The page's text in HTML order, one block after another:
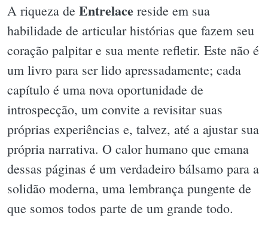
A riqueza de Entrelace reside em sua
habilidade de articular histórias que fazem seu
coração palpitar e sua mente refletir. Este não é
um livro para ser lido apressadamente; cada
capítulo é uma nova oportunidade de
introspecção, um convite a revisitar suas
próprias experiências e, talvez, até a ajustar sua
própria narrativa. O calor humano que emana
dessas páginas é um verdadeiro bálsamo para a
solidão moderna, uma lembrança pungente de
que somos todos parte de um grande todo.